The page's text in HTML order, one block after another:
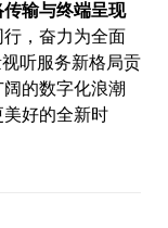
输与终端呈现
，奋力为全面
听服务新格局贡
的数字化浪潮
好的全新时